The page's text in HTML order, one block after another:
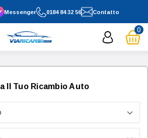
0184 84 32 56 Contatto
Messenger
0
Il Tuo Ricambio Auto